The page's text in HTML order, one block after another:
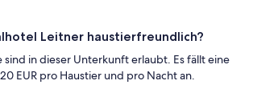
Leitner haustierfreundlich?
sind in dieser Unterkunft erlaubt. Es fällt eine
EUR pro Haustier und pro Nacht an.